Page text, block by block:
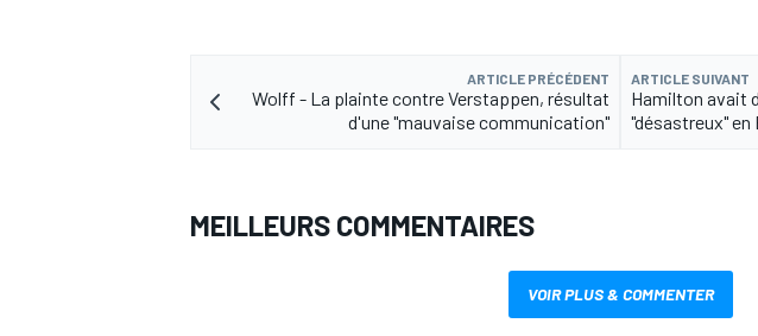
ARTICLE PRÉCÉDENT
Wolff - La plainte contre Verstappen, résultat
d'une "mauvaise communication"
ARTICLE SUIVANT
Hamilton avait
"désastreux" en
MEILLEURS COMMENTAIRES
VOIR PLUS & COMMENTER